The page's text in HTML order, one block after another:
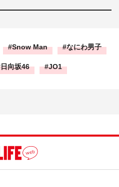
Snow Man なにわ男子
日向坂46 JO1